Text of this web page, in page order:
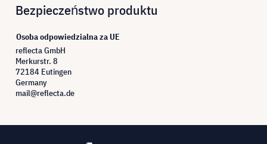
Bezpieczeństwo produktu
Osoba odpowiedzialna za UE
reflecta GmbH
Merkurstr. 8
72184 Eutingen
Germany
mail@reflecta.de